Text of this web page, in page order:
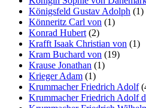
Königsfeld Gustav Adolph (1)
Könneritz Carl von (1)
Konrad Hubert (2)
Krafft Isaak Christian von (1)
Kram Buchard von (19)
Krause Jonathan (1)
Krieger Adam (1)
Krummacher Friedrich Adolf
Krummacher Friedrich Adolf